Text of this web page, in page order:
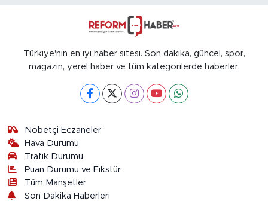
Türkiye'nin en iyi haber sitesi. Son dakika, güncel, spor,
magazin, yerel haber ve tüm kategorilerde haberler.
Nöbetçi Eczaneler
Hava Durumu
Trafik Durumu
Puan Durumu ve Fikstür
Tüm Manşetler
Son Dakika Haberleri